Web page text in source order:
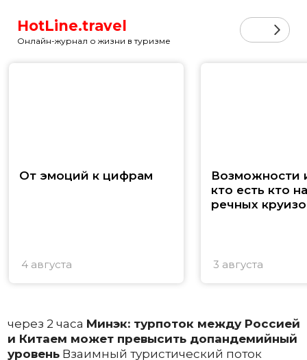
HotLine.travel
Онлайн-журнал о жизни в туризме
От эмоций к цифрам
4 августа
Возможности
кто есть кто
речных
3 августа
через 2 часа Минэк: турпоток между Россией
и Китаем может превысить допандемийный
уровеньВзаимный туристический поток